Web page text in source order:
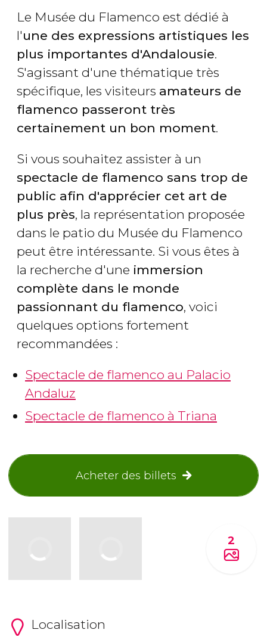
Le Musée du Flamenco est dédié à
l'une des expressions artistiques les
plus importantes d'Andalousie.
S'agissant d'une thématique très
spécifique, les visiteurs amateurs de
flamenco passeront très
certainement un bon moment.
Si vous souhaitez assister à un
spectacle de flamenco sans trop de
public afin d'apprécier cet art de
plus près, la représentation proposée
dans le patio du Musée du Flamenco
peut être intéressante. Si vous êtes à
la recherche d'une immersion
complète dans le monde
passionnant du flamenco, voici
quelques options fortement
recommandées :
Spectacle de flamenco au Palacio
Andaluz
Spectacle de flamenco à Triana
Acheter des billets
2
Localisation